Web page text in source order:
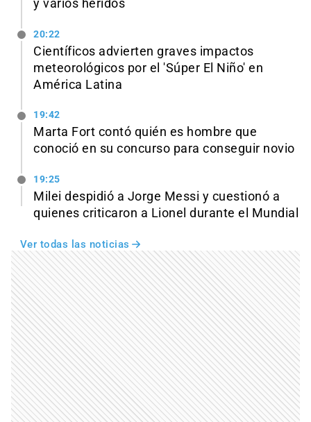
y varios heridos
20:22
Científicos advierten graves impactos
meteorológicos por el 'Súper El Niño' en
América Latina
19:42
Marta Fort contó quién es hombre que
conoció en su concurso para conseguir novio
19:25
Milei despidió a Jorge Messi y cuestionó a
quienes criticaron a Lionel durante el Mundial
Ver todas las noticias